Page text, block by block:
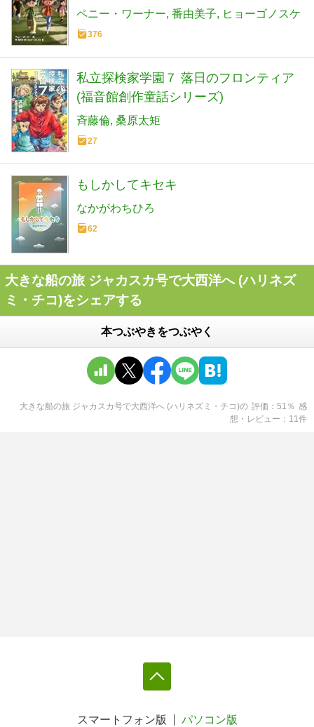
ペニー・ワーナー 番由美子 ヒョーゴノスケ
376
私立探検家学園７ 落日のフロンティア
(福音館創作童話シリーズ)
斉藤倫 桑原太矩
27
もしかしてキセキ
なかがわちひろ
62
大きな船の旅 ジャカスカ号で大西洋へ (ハリネズ
ミ・チコ)をシェアする
本つぶやきをつぶやく
大きな船の旅 ジャカスカ号で大西洋へ (ハリネズミ・チコ)の 評価 51 ％ 感
想・レビュー
11件
スマートフォン版 パソコン版